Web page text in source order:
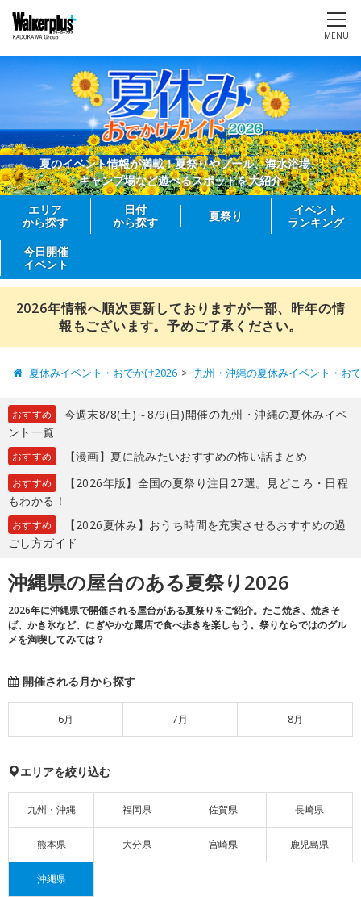
MENU
夏のイベント情報が満載！夏祭りやプール、海水浴場、
キャンプ場など遊べるスポットを大紹介
エリア
から探す
日付
から探す
夏祭り
イベント
ランキング
今日開催
イベント
2026年情報へ順次更新しておりますが一部、昨年の情
報もございます。予めご了承ください。
夏休みイベント・おでかけ2026 九州・沖縄の夏休みイベント・お
おすすめ
今週末8/8(土)～8/9(日)開催の九州・沖縄の夏休みイベ
ント一覧
おすすめ 【漫画】夏に読みたいおすすめの怖い話まとめ
おすすめ
【2026年版】全国の夏祭り注目27選。見どころ・日程
もわかる！
おすすめ
【2026夏休み】おうち時間を充実させるおすすめの過
ごし方ガイド
沖縄県の屋台のある夏祭り2026
2026年に沖縄県で開催される屋台がある夏祭りをご紹介。たこ焼き、焼きそ
ば、かき氷など、にぎやかな露店で食べ歩きを楽しもう。祭りならではのグル
メを満喫してみては？
開催される月から探す
6月 7月 8月
エリアを絞り込む
九州・沖縄 福岡県 佐賀県 長崎県
熊本県 大分県 宮崎県 鹿児島県
沖縄県